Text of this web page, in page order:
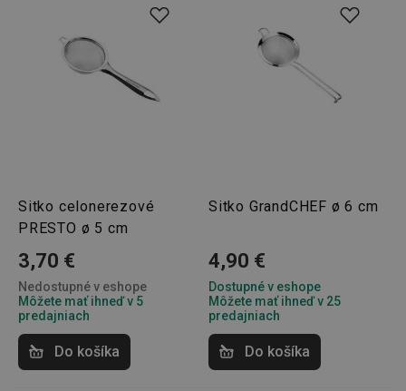
Sitko celonerezové
PRESTO ø 5 cm
3,70 €
Nedostupné v eshope
Môžete mať ihneď v 5
predajniach
Do košíka
Sitko GrandCHEF ø 6 cm
4,90 €
Dostupné v eshope
Môžete mať ihneď v 25
predajniach
Do košíka